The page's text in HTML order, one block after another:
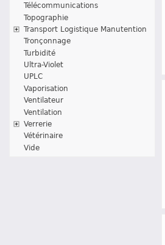
Télécommunications
Topographie
Transport Logistique Manutention
Tronçonnage
Turbidité
Ultra-Violet
UPLC
Vaporisation
Ventilateur
Ventilation
Verrerie
Vétérinaire
Vide